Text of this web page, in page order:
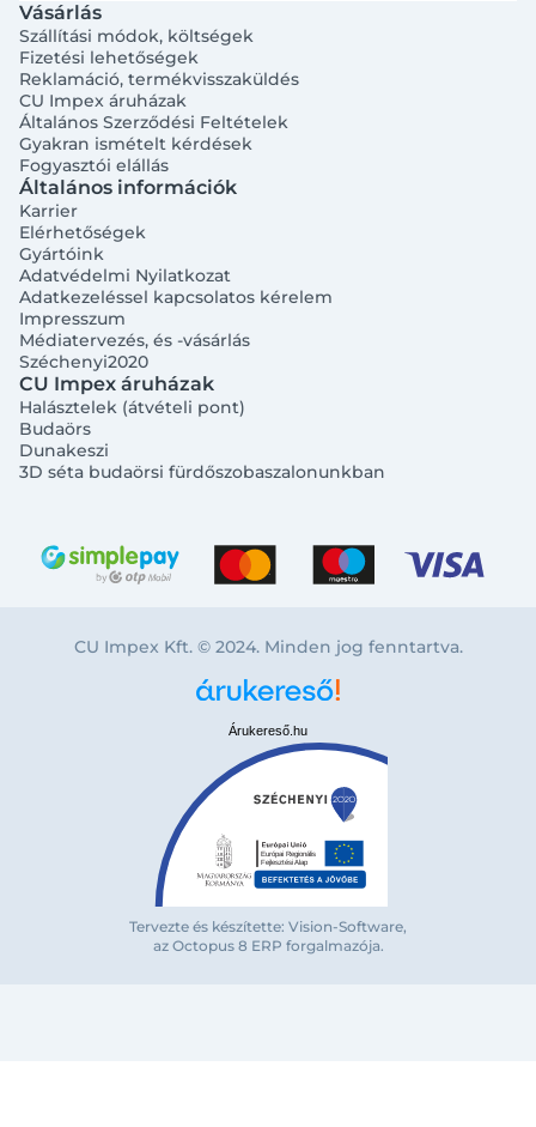
Vásárlás
Szállítási módok, költségek
Fizetési lehetőségek
Reklamáció, termékvisszaküldés
CU Impex áruházak
Általános Szerződési Feltételek
Gyakran ismételt kérdések
Fogyasztói elállás
Általános információk
Karrier
Elérhetőségek
Gyártóink
Adatvédelmi Nyilatkozat
Adatkezeléssel kapcsolatos kérelem
Impresszum
Médiatervezés, és -vásárlás
Széchenyi2020
CU Impex áruházak
Halásztelek (átvételi pont)
Budaörs
Dunakeszi
3D séta budaörsi fürdőszobaszalonunkban
CU Impex Kft. © 2024. Minden jog fenntartva.
Árukereső.hu
Tervezte és készítette: Vision-Software,
az Octopus 8 ERP forgalmazója.